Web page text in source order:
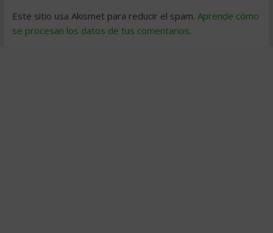
Este sitio usa Akismet para reducir el spam. Aprende cómo
se procesan los datos de tus comentarios.